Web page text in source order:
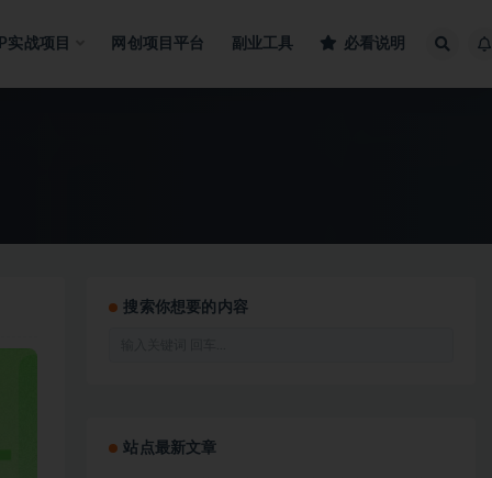
实战项目 网创项目平台 副业工具 必看说明
搜索你想要的内容
站点最新文章